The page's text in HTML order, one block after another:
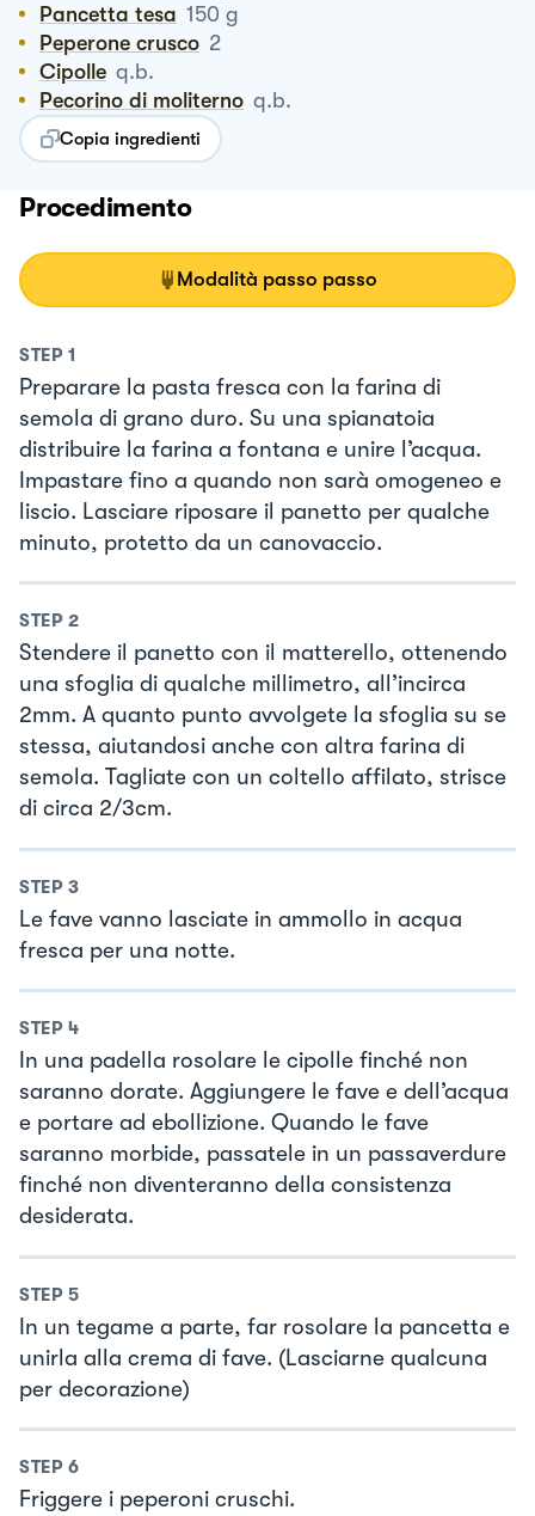
Pancetta tesa 150 g
Peperone crusco 2
Cipolle q.b.
Pecorino di moliterno q.b.
Copia ingredienti
Procedimento
Modalità passo passo
STEP 1
Preparare la pasta fresca con la farina di
semola di grano duro. Su una spianatoia
distribuire la farina a fontana e unire l’acqua.
Impastare fino a quando non sarà omogeneo e
liscio. Lasciare riposare il panetto per qualche
minuto, protetto da un canovaccio.
STEP 2
Stendere il panetto con il matterello, ottenendo
una sfoglia di qualche millimetro, all’incirca
2mm. A quanto punto avvolgete la sfoglia su se
stessa, aiutandosi anche con altra farina di
semola. Tagliate con un coltello affilato, strisce
di circa 2/3cm.
STEP 3
Le fave vanno lasciate in ammollo in acqua
fresca per una notte.
STEP 4
In una padella rosolare le cipolle finché non
saranno dorate. Aggiungere le fave e dell’acqua
e portare ad ebollizione. Quando le fave
saranno morbide, passatele in un passaverdure
finché non diventeranno della consistenza
desiderata.
STEP 5
In un tegame a parte, far rosolare la pancetta e
unirla alla crema di fave. (Lasciarne qualcuna
per decorazione)
STEP 6
Friggere i peperoni cruschi.